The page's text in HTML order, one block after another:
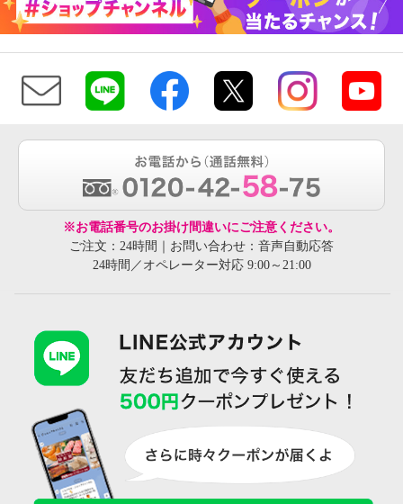
※お電話番号のお掛け間違いにご注意ください。
ご注文：24時間｜お問い合わせ：音声自動応答
24時間／オペレーター対応 9:00～21:00